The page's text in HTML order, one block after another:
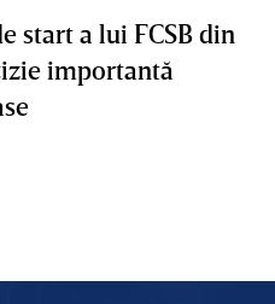
start a lui FCSB din
importantă